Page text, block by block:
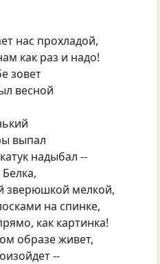
нас прохладой,
как раз и надо!
зовет
весной
выпал
надыбал --
зверюшкой мелкой,
на спинке,
как картинка!
образе живет,
--